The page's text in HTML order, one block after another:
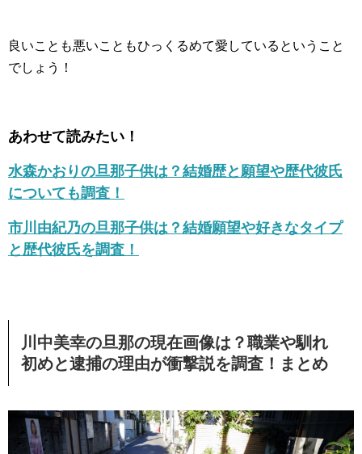
良いことも悪いこともひっくるめて愛しているということ
でしょう！
あわせて読みたい！
水森かおりの旦那子供は？結婚歴と願望や歴代彼氏
についても調査！
市川由紀乃の旦那子供は？結婚願望や好きなタイプ
と歴代彼氏を調査！
川中美幸の旦那の現在画像は？職業や馴れ
初めと逮捕の理由が衝撃説を調査！まとめ